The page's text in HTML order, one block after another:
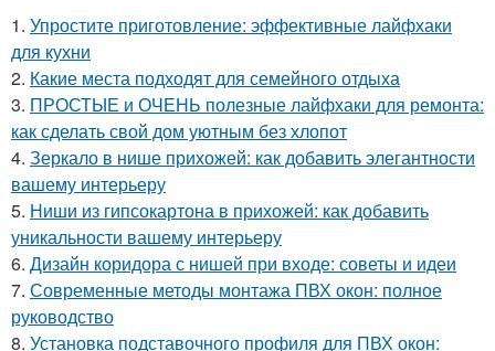
1. Упростите приготовление: эффективные лайфхаки
для кухни
2. Какие места подходят для семейного отдыха
3. ПРОСТЫЕ и ОЧЕНЬ полезные лайфхаки для ремонта:
как сделать свой дом уютным без хлопот
4. Зеркало в нише прихожей: как добавить элегантности
вашему интерьеру
5. Ниши из гипсокартона в прихожей: как добавить
уникальности вашему интерьеру
6. Дизайн коридора с нишей при входе: советы и идеи
7. Современные методы монтажа ПВХ окон: полное
руководство
8. Установка подставочного профиля для ПВХ окон: